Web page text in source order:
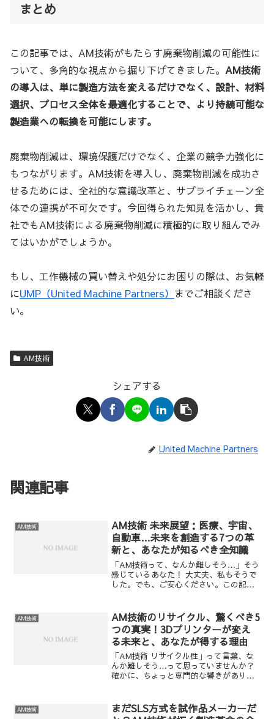
まとめ
この記事では、AM技術がもたらす廃棄物削減の可能性に
ついて、多角的な視点から掘り下げてきました。 AM技術
の導入は、単に製造方法を変えるだけでなく、設計、材料
選択、プロセス全体を最適化することで、より持続可能な
製造業への転換を可能にします。
廃棄物削減は、環境保護だけでなく、企業の競争力強化に
もつながります。AM技術を導入し、廃棄物削減を成功さ
せるためには、全社的な意識改革と、サプライチェーン全
体での連携が不可欠です。今回得られた知見を活かし、貴
社でもAM技術による廃棄物削減に積極的に取り組んでみ
てはいかがでしょうか。
もし、工作機械の買い替えや処分にお困りの際は、お気軽
にUMP（United Machine Partners） までご相談くださ
い。
AM技術
シェアする
United Machine Partners
関連記事
AM技術
AM技術 未来展望：医療、宇宙、
自動車…未来を創造する7つの革
新と、あなたが知るべき全知識
「AM技術って、なんか難しそう…」そう
感じているあなた！ 大丈夫、私もそうで
した。でも、ご安心ください。この記事
老舗の料亭で語られる秘伝のレシピのよ
うに、分かりやす...
AM技術
AM技術のリサイクル、驚くべき5
つの真実！3Dプリンターが変え
る未来と、あなたが得する理由
「AM技術 リサイクル性」って言葉、な
んか難しそう…って思っていませんか？
確かに、ちょっと専門的な響きがありま
あるんです！ 例えば、もしあなたが「環
境問題って他人事…...
AM技術
まだSLS方式を試作品メーカーだ